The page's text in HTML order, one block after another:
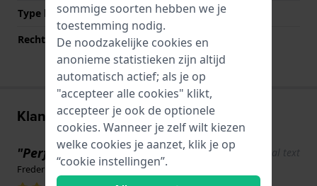
Type bevestiging
Bandpennen
Rechte bandaanzet
Ja
Klantenreviews
"Perfect" Show original text
Frederic Marque · 17 juni 2022
sommige soorten hebben we je
toestemming nodig.
De noodzakelijke cookies en
anonieme statistieken zijn altijd
automatisch actief; als je op
"accepteer alle cookies" klikt,
accepteer je ook de optionele
cookies. Wanneer je zelf wilt kiezen
welke cookies je aanzet, klik je op
“cookie instellingen”.